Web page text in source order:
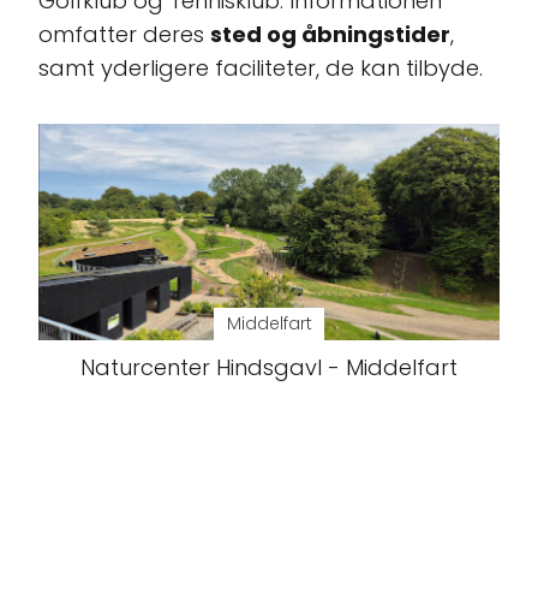
omfatter deres sted og åbningstider,
samt yderligere faciliteter, de kan tilbyde.
Middelfart
Naturcenter Hindsgavl - Middelfart